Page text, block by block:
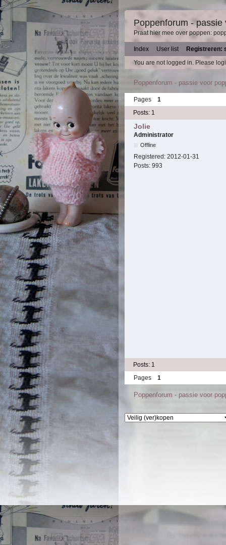
Poppenforum - passie
Praat hier mee over poppen:
Index User list
Registreren:
You are not logged in. Please
Poppenforum - passie voor
Pages
1
Posts: 1
Jolie
Administrator
Offline
Registered: 2012-01-31
Posts: 993
Posts: 1
Pages
1
Poppenforum - passie voor